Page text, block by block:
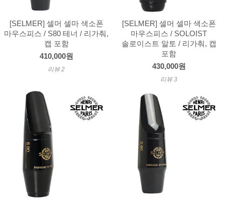
[SELMER] 셀머 셀마 색소폰
마우스피스 / S80 테너 / 리가춰,
캡 포함
410,000원
리뷰 2
[SELMER] 셀머 셀마 색소폰
마우스피스 / SOLOIST
솔로이스트 알토 / 리가춰, 캡
포함
430,000원
리뷰 3